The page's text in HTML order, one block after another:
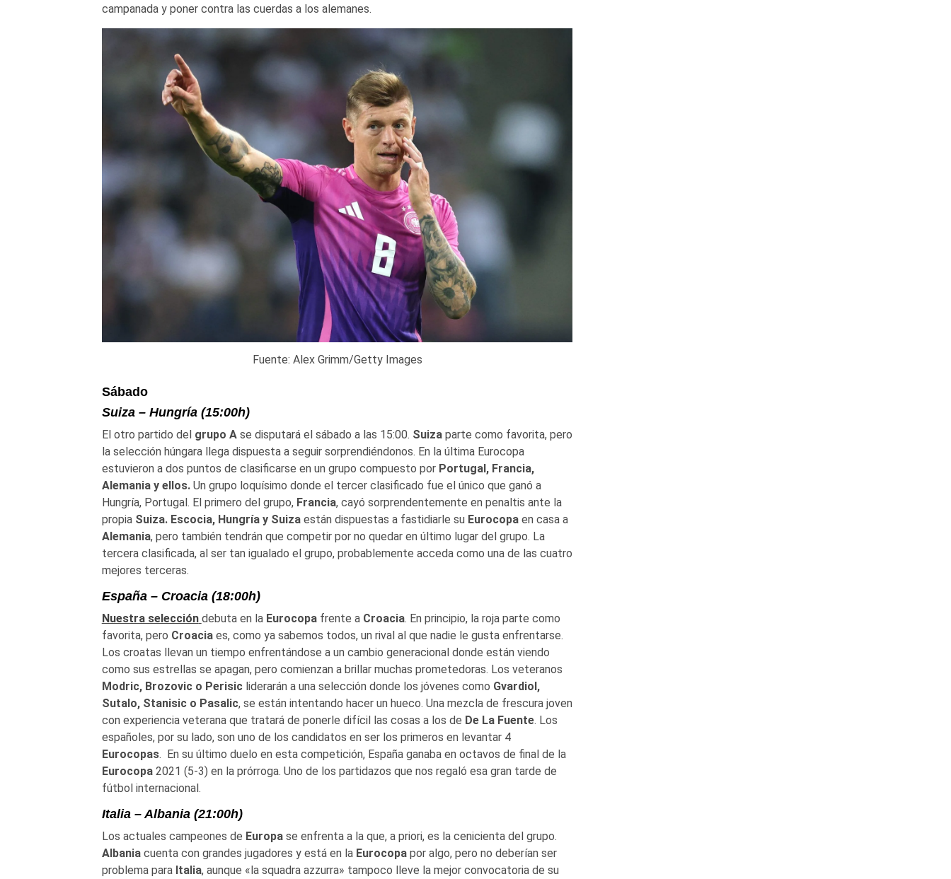
campanada y poner contra las cuerdas a los alemanes.
Fuente: Alex Grimm/Getty Images
Sábado
Suiza – Hungría (15:00h)
El otro partido del grupo Ase disputará el sábado a las 15:00. Suizaparte como favorita, pero
la selección húngara llega dispuesta a seguir sorprendiéndonos. En la última Eurocopa
estuvieron a dos puntos de clasificarse en un grupo compuesto por Portugal, Francia,
Alemania y ellos.Un grupo loquísimo donde el tercer clasificado fue el único que ganó a
Hungría, Portugal. El primero del grupo, Francia, cayó sorprendentemente en penaltis ante la
propia Suiza. Escocia, Hungría y Suizaestán dispuestas a fastidiarle su Eurocopaen casa a
Alemania, pero también tendrán que competir por no quedar en último lugar del grupo. La
tercera clasificada, al ser tan igualado el grupo, probablemente acceda como una de las cuatro
mejores terceras.
España – Croacia (18:00h)
Nuestra selección debuta en la Eurocopafrente a Croacia. En principio, la roja parte como
favorita, pero Croaciaes, como ya sabemos todos, un rival al que nadie le gusta enfrentarse.
Los croatas llevan un tiempo enfrentándose a un cambio generacional donde están viendo
como sus estrellas se apagan, pero comienzan a brillar muchas prometedoras. Los veteranos
Modric, Brozovic o Perisic liderarán a una selección donde los jóvenes como Gvardiol,
Sutalo, Stanisic o Pasalic, se están intentando hacer un hueco. Una mezcla de frescura joven
con experiencia veterana que tratará de ponerle difícil las cosas a los de De La Fuente. Los
españoles, por su lado, son uno de los candidatos en ser los primeros en levantar 4
Eurocopas. En su último duelo en esta competición, España ganaba en octavos de final de la
Eurocopa2021 (5-3) en la prórroga. Uno de los partidazos que nos regaló esa gran tarde de
fútbol internacional.
Italia – Albania (21:00h)
Los actuales campeones de Europase enfrenta a la que, a priori, es la cenicienta del grupo.
Albaniacuenta con grandes jugadores y está en la Eurocopapor algo, pero no deberían ser
problema para Italia, aunque «la squadra azzurra» tampoco lleve la mejor convocatoria de su